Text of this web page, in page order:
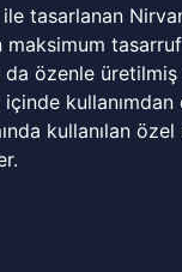
tasarlanan
maksimum
da özenle
içinde
kullanılan